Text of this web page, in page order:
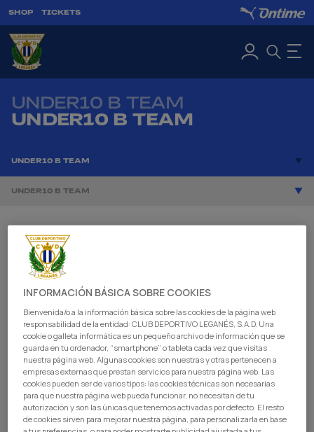
SHOP TICKETS
UNDER10 B TEAM
UNDER10 B TEAM
UNDER10 B TEAM
UNDER10 B TEAM
INFORMACIÓN BÁSICA SOBRE COOKIES
Bienvenida/o a la información básica sobre las cookies de la página web
responsabilidad de la entidad: CLUB DEPORTIVO LEGANÉS, S.A.D. Una
cookie o galleta informática es un pequeño archivo de información que se
guarda en tu ordenador, “smartphone” o tableta cada vez que visitas
nuestra página web. Algunas cookies son nuestras y otras pertenecen a
empresas externas que prestan servicios para nuestra página web. Las
cookies pueden ser de varios tipos: las cookies técnicas son necesarias
para que nuestra página web pueda funcionar, no necesitan de tu
autorización y son las únicas que tenemos activadas por defecto. El resto
de cookies sirven para mejorar nuestra página, para personalizarla en base